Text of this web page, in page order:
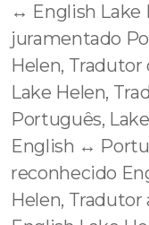
↔️ English Lake
juramentado
Helen,
Lake Helen,
Português,
English ↔️
reconhecido
Helen,